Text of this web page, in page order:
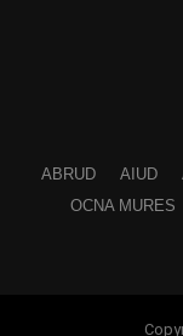
ABRUD AIUD
OCNA MURES